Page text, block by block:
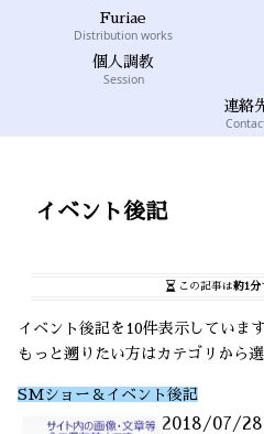
Furiae
Distribution works
個人調教
Session
連絡
イベント後記
この記事は約1分
イベント後記を10件表示しています
もっと遡りたい方はカテゴリから
SMショー＆イベント後記
2018/07/28